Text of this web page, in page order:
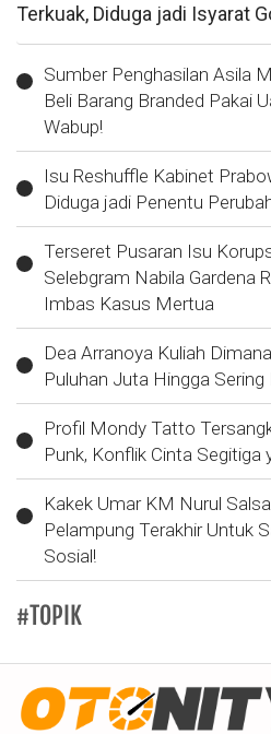
Terkuak, Diduga jadi Isyarat
Sumber Penghasilan Asila
Beli Barang Branded Pakai
Wabup!
Isu Reshuffle Kabinet
Diduga jadi Penentu
Terseret Pusaran Isu
Selebgram Nabila Gardena
Imbas Kasus Mertua
Dea Arranoya Kuliah
Puluhan Juta Hingga Sering
Profil Mondy Tatto
Punk, Konflik Cinta Segitiga
Kakek Umar KM Nurul
Pelampung Terakhir Untuk
Sosial!
#TOPIK